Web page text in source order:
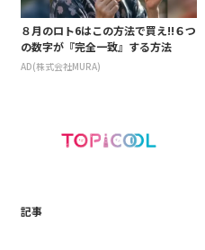
８月のロト6はこの方法で買え!!６つ
の数字が『完全一致』する方法
AD(株式会社MURA)
記事